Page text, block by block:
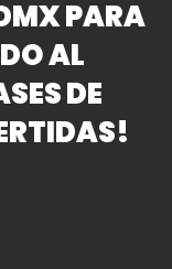
PARA
AL
DE